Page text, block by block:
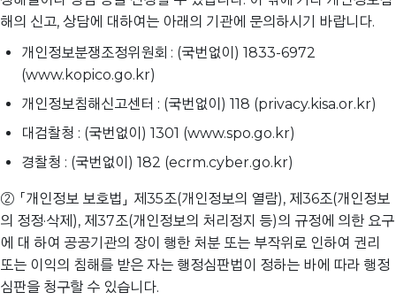
해의 신고, 상담에 대하여는 아래의 기관에 문의하시기 바랍니다.
개인정보분쟁조정위원회 : (국번없이) 1833-6972
(www.kopico.go.kr)
개인정보침해신고센터 : (국번없이) 118 (privacy.kisa.or.kr)
대검찰청 : (국번없이) 1301 (www.spo.go.kr)
경찰청 : (국번없이) 182 (ecrm.cyber.go.kr)
② 「개인정보 보호법」 제35조(개인정보의 열람), 제36조(개인정보
의 정정·삭제), 제37조(개인정보의 처리정지 등)의 규정에 의한 요구
에 대 하여 공공기관의 장이 행한 처분 또는 부작위로 인하여 권리
또는 이익의 침해를 받은 자는 행정심판법이 정하는 바에 따라 행정
심판을 청구할 수 있습니다.